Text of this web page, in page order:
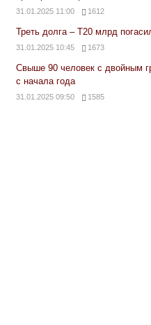
31.01.2025 11:00 1612
Треть долга – Т20 млрд
31.01.2025 10:45 1673
Свыше 90 человек с двойным
с начала года
31.01.2025 09:50 1585